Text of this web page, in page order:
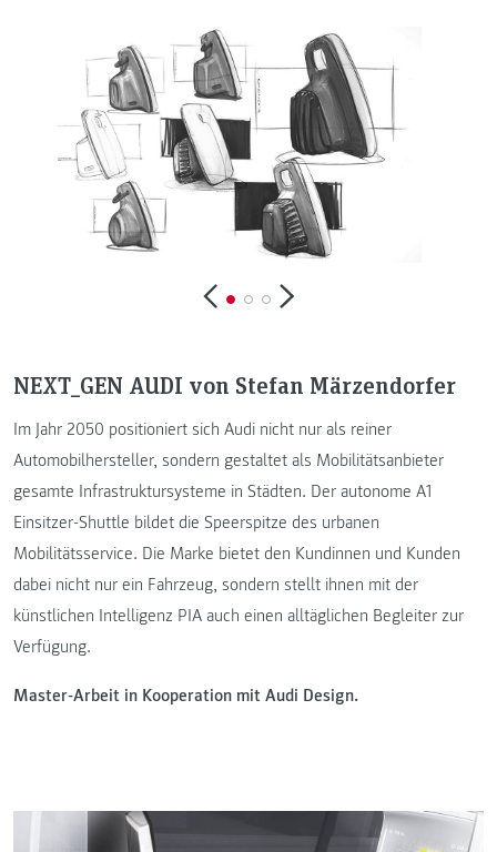
NEXT_GEN AUDI von Stefan Märzendorfer
Im Jahr 2050 positioniert sich Audi nicht nur als reiner
Automobilhersteller, sondern gestaltet als Mobilitätsanbieter
gesamte Infrastruktursysteme in Städten. Der autonome A1
Einsitzer-Shuttle bildet die Speerspitze des urbanen
Mobilitätsservice. Die Marke bietet den Kundinnen und Kunden
dabei nicht nur ein Fahrzeug, sondern stellt ihnen mit der
künstlichen Intelligenz PIA auch einen alltäglichen Begleiter zur
Verfügung.
Master-Arbeit in Kooperation mit Audi Design.